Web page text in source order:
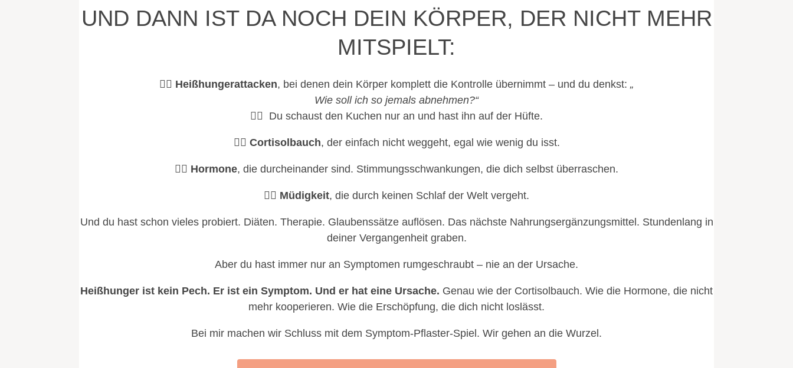
UND DANN IST DA NOCH DEIN KÖRPER, DER NICHT MEHR
MITSPIELT:
👉🏻 Heißhungerattacken, bei denen dein Körper komplett die Kontrolle übernimmt – und du denkst: „
Wie soll ich so jemals abnehmen?“
👉🏻 Du schaust den Kuchen nur an und hast ihn auf der Hüfte.
👉🏻 Cortisolbauch, der einfach nicht weggeht, egal wie wenig du isst.
👉🏻 Hormone, die durcheinander sind. Stimmungsschwankungen, die dich selbst überraschen.
👉🏻 Müdigkeit, die durch keinen Schlaf der Welt vergeht.
Und du hast schon vieles probiert. Diäten. Therapie. Glaubenssätze auflösen. Das nächste Nahrungsergänzungsmittel. Stundenlang in
deiner Vergangenheit graben.
Aber du hast immer nur an Symptomen rumgeschraubt – nie an der Ursache.
Heißhunger ist kein Pech. Er ist ein Symptom. Und er hat eine Ursache. Genau wie der Cortisolbauch. Wie die Hormone, die nicht
mehr kooperieren. Wie die Erschöpfung, die dich nicht loslässt.
Bei mir machen wir Schluss mit dem Symptom-Pflaster-Spiel. Wir gehen an die Wurzel.